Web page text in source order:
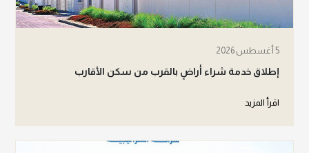
5 أغسطس 2026
إطلاق خدمة شراء أراضٍ بالقرب من سكن الأقارب
اقرأ المزيد